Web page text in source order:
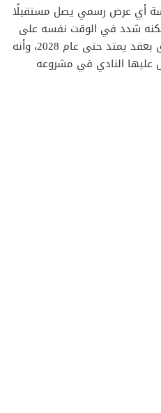
أي عرض رسمي يصل مستقبلًا
لكنه شدد في الوقت نفسه على
أن إمام عاشور مستمر مع الفريق بعقد يمتد حتى عام 2028، وأنه
عليها النادي في مشروعه